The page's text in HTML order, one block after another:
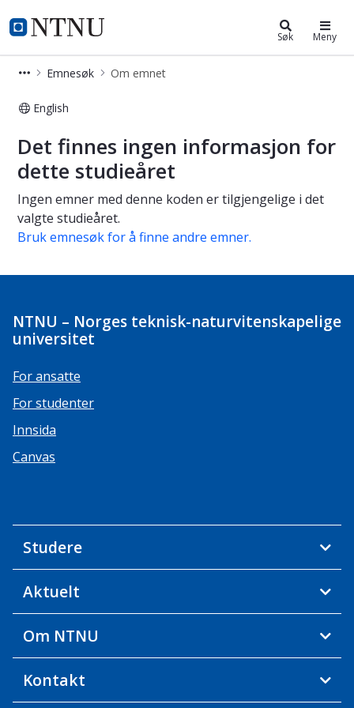
NTNU Hjemmeside
Studier Søk Meny
Emnesøk Om emnet
English
Om emnet
Det finnes ingen informasjon for
dette studieåret
Ingen emner med denne koden er tilgjengelige i det
valgte studieåret.
Bruk emnesøk for å finne andre emner.
NTNU – Norges teknisk-naturvitenskapelige
universitet
For ansatte
For studenter
Innsida
Canvas
Studere
Aktuelt
Om NTNU
Kontakt